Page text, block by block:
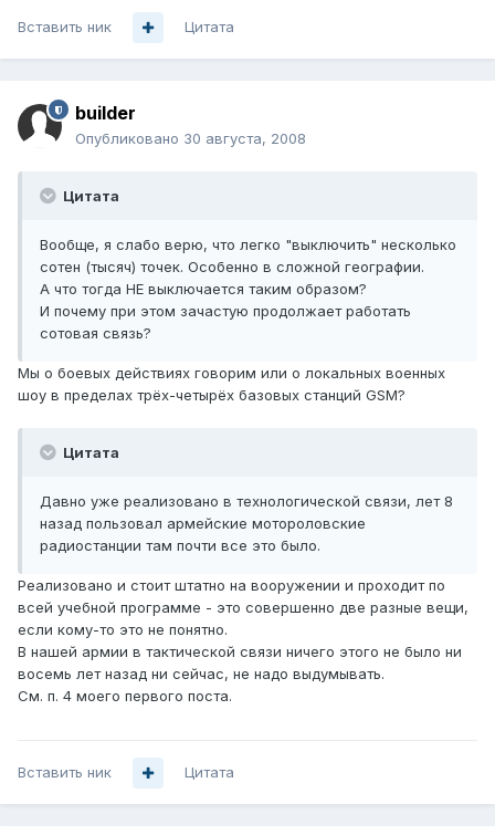
Вставить ник Цитата
builder
Опубликовано 30 августа, 2008
Цитата
Вообще, я слабо верю, что легко "выключить" несколько
сотен (тысяч) точек. Особенно в сложной географии.
А что тогда НЕ выключается таким образом?
И почему при этом зачастую продолжает работать
сотовая связь?
Мы о боевых действиях говорим или о локальных военных
шоу в пределах трёх-четырёх базовых станций GSM?
Цитата
Давно уже реализовано в технологической связи, лет 8
назад пользовал армейские мотороловские
радиостанции там почти все это было.
Реализовано и стоит штатно на вооружении и проходит по
всей учебной программе - это совершенно две разные вещи,
если кому-то это не понятно.
В нашей армии в тактической связи ничего этого не было ни
восемь лет назад ни сейчас, не надо выдумывать.
См. п. 4 моего первого поста.
Вставить ник Цитата